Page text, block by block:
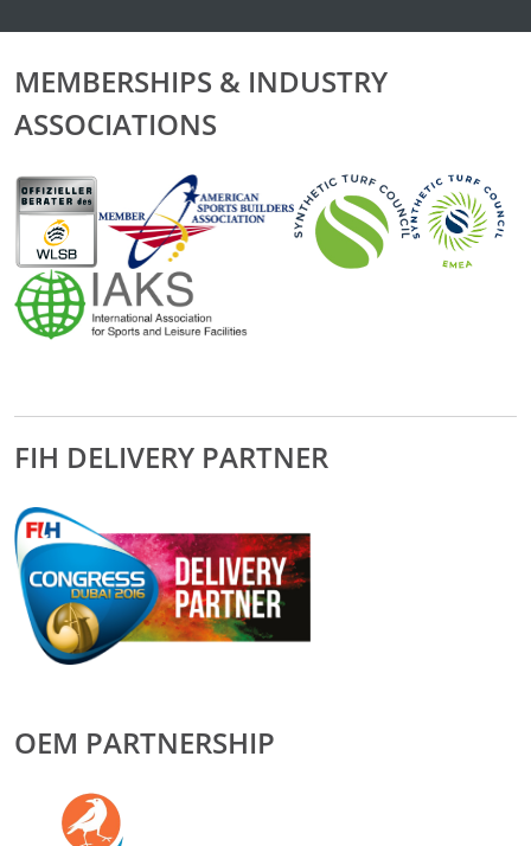
MEMBERSHIPS & INDUSTRY
ASSOCIATIONS
FIH DELIVERY PARTNER
OEM PARTNERSHIP